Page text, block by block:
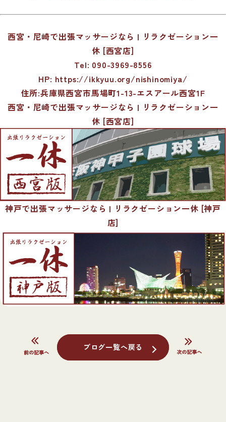
西宮・尼崎で出張マッサージなら | リラクゼーション一
休 [西宮店]
Tel: 090-3969-8556
HP: https://ikkyuu.org/nishinomiya/
住所:兵庫県西宮市馬場町1-13-エスアール西宮1F
西宮・尼崎で出張マッサージなら | リラクゼーション一
休 [西宮店]
神戸で出張マッサージなら | リラクゼーション一休 [神戸
店]
ブログ一覧へ戻る